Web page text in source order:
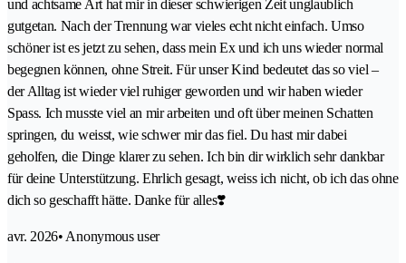
und achtsame Art hat mir in dieser schwierigen Zeit unglaublich
gutgetan. Nach der Trennung war vieles echt nicht einfach. Umso
schöner ist es jetzt zu sehen, dass mein Ex und ich uns wieder normal
begegnen können, ohne Streit. Für unser Kind bedeutet das so viel –
der Alltag ist wieder viel ruhiger geworden und wir haben wieder
Spass. Ich musste viel an mir arbeiten und oft über meinen Schatten
springen, du weisst, wie schwer mir das fiel. Du hast mir dabei
geholfen, die Dinge klarer zu sehen. Ich bin dir wirklich sehr dankbar
für deine Unterstützung. Ehrlich gesagt, weiss ich nicht, ob ich das ohne
dich so geschafft hätte. Danke für alles❣️
avr. 2026• Anonymous user